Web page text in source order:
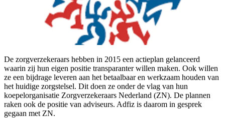
De zorgverzekeraars hebben in 2015 een actieplan gelanceerd
waarin zij hun eigen positie transparanter willen maken. Ook willen
ze een bijdrage leveren aan het betaalbaar en werkzaam houden van
het huidige zorgstelsel. Dit doen ze onder de vlag van hun
koepelorganisatie Zorgverzekeraars Nederland (ZN). De plannen
raken ook de positie van adviseurs. Adfiz is daarom in gesprek
gegaan met ZN.